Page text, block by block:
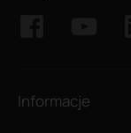
Informacje